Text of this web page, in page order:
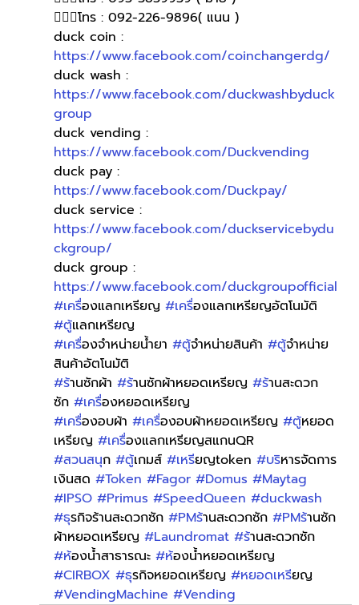
🙋🏻‍♀️โทร : 092-226-9896( แนน )
duck coin :
https://www.facebook.com/coinchangerdg/
duck wash :
https://www.facebook.com/duckwashbyduck
group
duck vending :
https://www.facebook.com/Duckvending
duck pay :
https://www.facebook.com/Duckpay/
duck service :
https://www.facebook.com/duckservicebydu
ckgroup/
duck group :
https://www.facebook.com/duckgroupofficial
#เครื่องแลกเหรียญ #เครื่องแลกเหรียญอัตโนมัติ
#ตู้แลกเหรียญ
#เครื่องจำหน่ายน้ำยา #ตู้จำหน่ายสินค้า #ตู้จำหน่าย
สินค้าอัตโนมัติ
#ร้านซักผ้า #ร้านซักผ้าหยอดเหรียญ #ร้านสะดวก
ซัก #เครื่องหยอดเหรียญ
#เครื่องอบผ้า #เครื่องอบผ้าหยอดเหรียญ #ตู้หยอด
เหรียญ #เครื่องแลกเหรียญสแกนQR
#สวนสนุก #ตู้เกมส์ #เหรียญtoken #บริหารจัดการ
เงินสด #Token #Fagor #Domus #Maytag
#IPSO #Primus #SpeedQueen #duckwash
#ธุรกิจร้านสะดวกซัก #PMร้านสะดวกซัก #PMร้านซัก
ผ้าหยอดเหรียญ #Laundromat #ร้านสะดวกซัก
#ห้องน้ำสาธารณะ #ห้องน้ำหยอดเหรียญ
#CIRBOX #ธุรกิจหยอดเหรียญ #หยอดเหรียญ
#VendingMachine #Vending